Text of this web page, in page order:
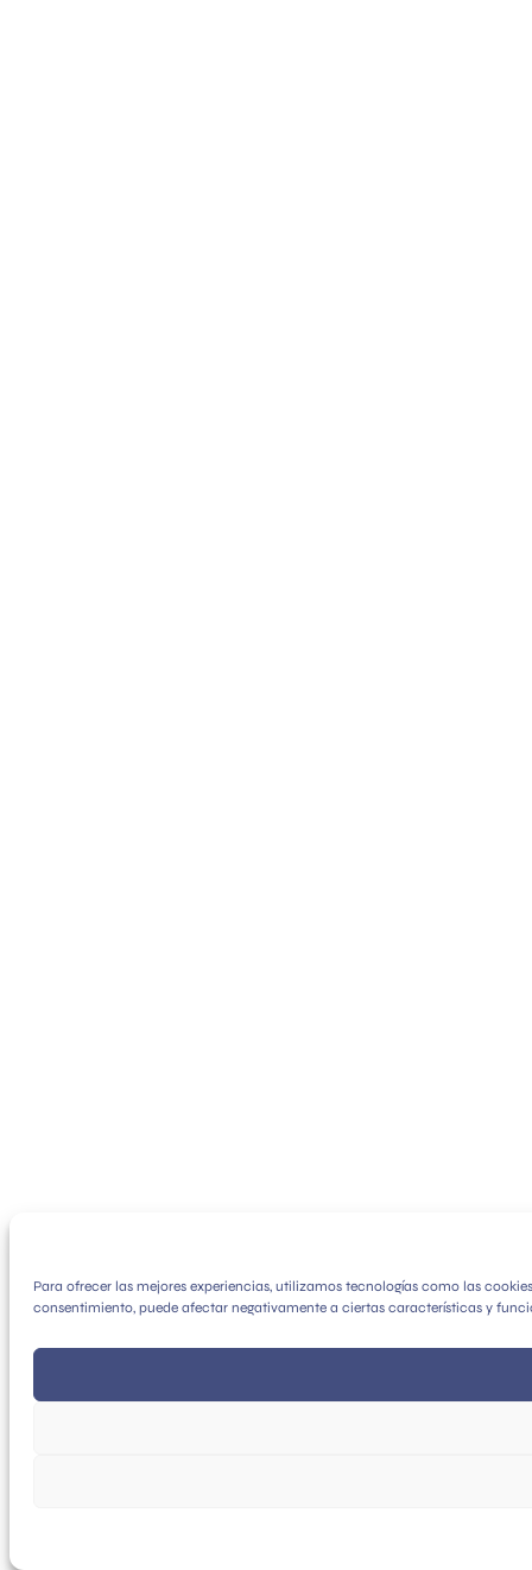
Para ofrecer las mejores experiencias, utilizamos tecnologías como las
consentimiento, puede afectar negativamente a ciertas características y